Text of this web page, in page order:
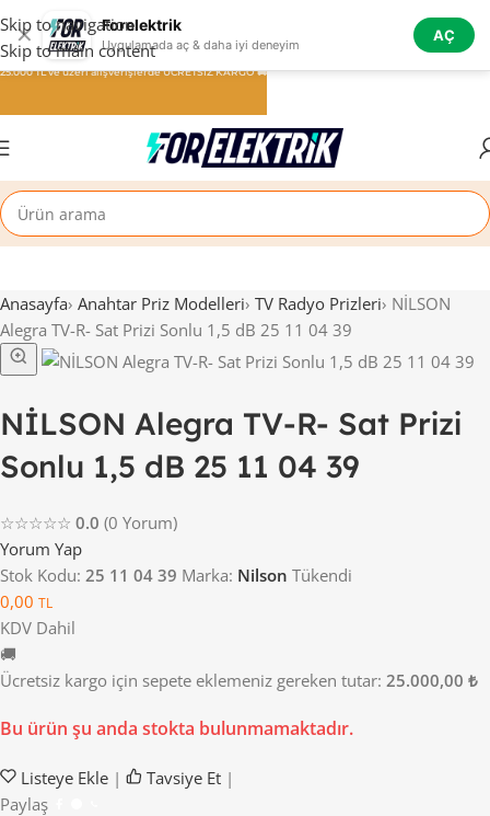
✕ Forelektrik
Uygulamada aç & daha iyi deneyim
AÇ
Skip to navigation
Skip to main content
Anasayfa› Anahtar Priz Modelleri› TV Radyo Prizleri› NİLSON
Alegra TV-R- Sat Prizi Sonlu 1,5 dB 25 11 04 39
NİLSON Alegra TV-R- Sat Prizi
Sonlu 1,5 dB 25 11 04 39
☆☆☆☆☆ 0.0 (0 Yorum)
Yorum Yap
Stok Kodu: 25 11 04 39 Marka: Nilson Tükendi
0,00 TL
KDV Dahil
🚚
Ücretsiz kargo için sepete eklemeniz gereken tutar: 25.000,00 ₺
Bu ürün şu anda stokta bulunmamaktadır.
Listeye Ekle | Tavsiye Et |
Paylaş
25.000 TL ve üzeri alışverişlerde ÜCRETSİZ KARGO 🚚